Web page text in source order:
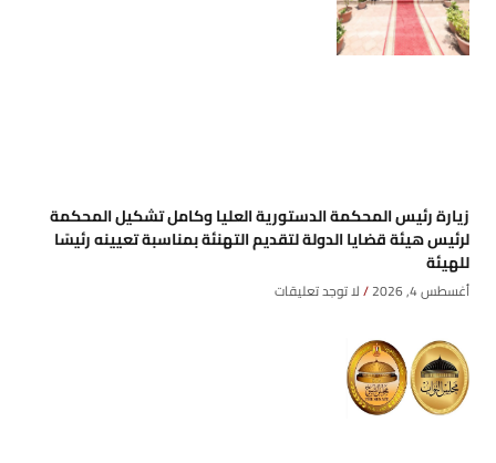
زيارة رئيس المحكمة الدستورية العليا وكامل تشكيل المحكمة
لرئيس هيئة قضايا الدولة لتقديم التهنئة بمناسبة تعيينه رئيسًا
للهيئة
أغسطس 4, 2026 لا توجد تعليقات